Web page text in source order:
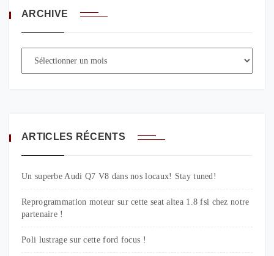
ARCHIVE
ARTICLES RÉCENTS
Un superbe Audi Q7 V8 dans nos locaux! Stay tuned!
Reprogrammation moteur sur cette seat altea 1.8 fsi chez notre
partenaire !
Poli lustrage sur cette ford focus !